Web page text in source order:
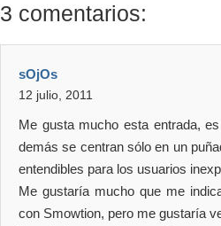
3 comentarios:
sOjOs
12 julio, 2011
Me gusta mucho esta entrada,
demás se centran sólo en un
entendibles para los usuarios
Me gustaría mucho que me
con Smowtion, pero me gustaría